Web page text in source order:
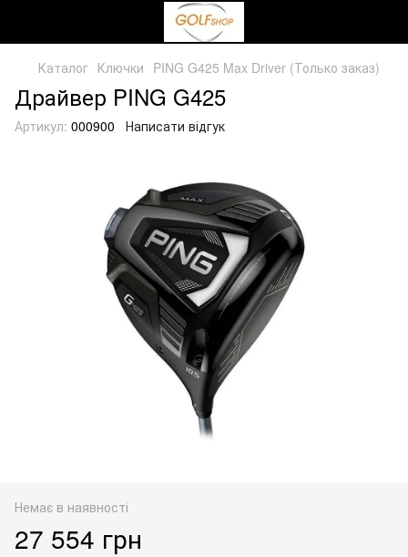
Каталог Ключки PING G425 Max Driver (Только заказ)
Драйвер PING G425
Артикул: 000900 Написати відгук
Немає в наявності
27 554 грн